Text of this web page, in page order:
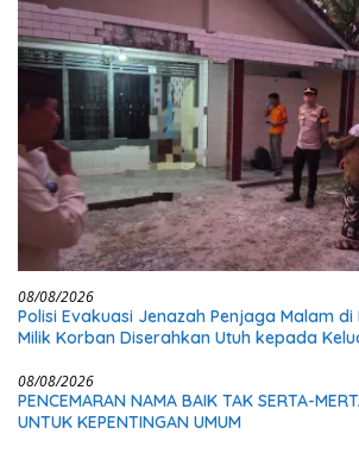
08/08/2026
Polisi Evakuasi Jenazah Penjaga Malam
Milik Korban Diserahkan Utuh kepada
08/08/2026
PENCEMARAN NAMA BAIK TAK SERTA-
UNTUK KEPENTINGAN UMUM